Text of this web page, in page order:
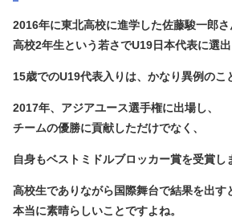
2016年に東北高校に進学した佐藤駿一郎さ
高校2年生という若さでU19日本代表に選出
15歳でのU19代表入りは、かなり異例のこ
2017年、 アジアユース選手権に出場し、
チームの優勝に貢献しただけでなく、
自身もベストミドルブロッカー賞を受賞し
高校生でありながら国際舞台で結果を出す
本当に素晴らしいことですよね。